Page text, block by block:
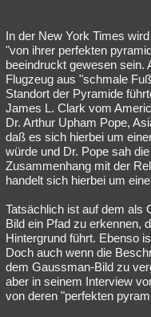
In der New York Times
"von ihrer perfekten
beeindruckt gewesen sein.
Flugzeug aus "schmale
Standort der Pyramide
James L. Clark vom
Dr. Arthur Upham Pope,
daß es sich hierbei um
würde und Dr. Pope sah
Zusammenhang mit der
handelt sich hierbei um
Tatsächlich ist auf dem als
Bild ein Pfad zu erkennen,
Hintergrund führt. Ebenso
Doch auch wenn die
dem Gaussman-Bild zu
aber in seinem Interview
von deren "perfekten